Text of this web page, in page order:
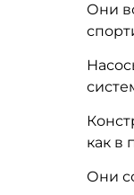
Они
как в
Они